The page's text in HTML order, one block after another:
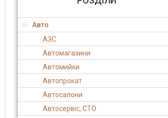
Авто
АЗС
Автомагазини
Автомийки
Автопрокат
Автосалони
Автосервіс, СТО